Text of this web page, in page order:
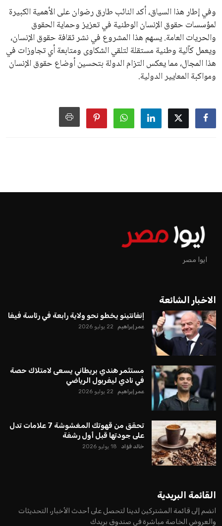
وفي إطار هذا السياق، أكد النائب طارق رضوان على الأهمية الكبيرة
لمؤسسات حقوق الإنسان الوطنية في تعزيز وحماية الحقوق
والحريات العامة. يسهم هذا المشروع في نشر ثقافة حقوق الإنسان،
ويعمل كآلية وطنية مستقلة لتلقي الشكاوى ومتابعة أي تجاوزات في
هذا المجال، مما يعكس التزام الدولة بتحسين أوضاع حقوق الإنسان
ومواكبة المعايير الدولية.
ايوا مصر
الاخبار الشائعة
إنفانتينو يخطو نحو ولاية رابعة في رئاسة فيفا
عمر إبراهيم 22 يوليو 2026
مستثمر هندي بريطاني يسعى لامتلاك حصة
في نادي ليفربول الرياضي
عمر إبراهيم 22 يوليو 2026
تحقق من قهوتك المغشوشة 7 علامات تدل
على جودتها قبل أول رشفة
خالد فؤاد 18 يوليو 2026
القائمة البريدية
انضم إلى قائمة المشتركين لدينا لتحصل على أحدث الأخبار، التحديثات
والعروض الخاصة مباشرة في صندوق بريدك